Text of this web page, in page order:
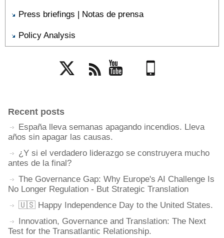
Press briefings | Notas de prensa
Policy Analysis
Recent posts
España lleva semanas apagando incendios. Lleva
años sin apagar las causas.
¿Y si el verdadero liderazgo se construyera mucho
antes de la final?
The Governance Gap: Why Europe's AI Challenge Is
No Longer Regulation - But Strategic Translation
🇺🇸 Happy Independence Day to the United States.
Innovation, Governance and Translation: The Next
Test for the Transatlantic Relationship.